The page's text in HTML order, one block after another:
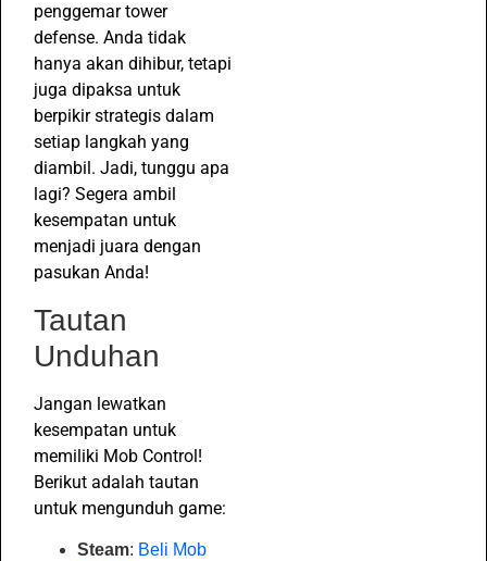
penggemar tower
defense. Anda tidak
hanya akan dihibur, tetapi
juga dipaksa untuk
berpikir strategis dalam
setiap langkah yang
diambil. Jadi, tunggu apa
lagi? Segera ambil
kesempatan untuk
menjadi juara dengan
pasukan Anda!
Tautan
Unduhan
Jangan lewatkan
kesempatan untuk
memiliki Mob Control!
Berikut adalah tautan
untuk mengunduh game:
Steam: Beli Mob